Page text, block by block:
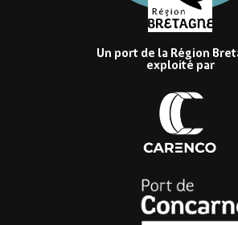
Un port de la Région
exploité par